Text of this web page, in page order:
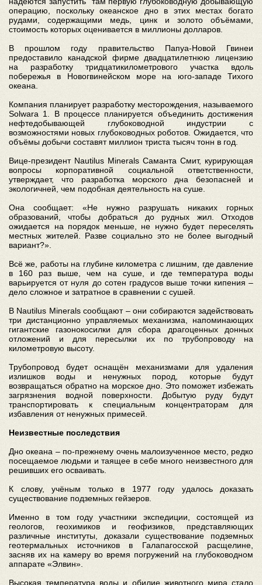
операцию, поскольку океанское дно в этих местах богато
рудами, содержащими медь, цинк и золото объёмами,
стоимость которых оценивается в миллионы долларов.
В прошлом году правительство Папуа-Новой Гвинеи
предоставило канадской фирме двадцатилетнюю лицензию
на разработку тридцатикилометрового участка вдоль
побережья в Новогвинейском море на юго-западе Тихого
океана.
Компания планирует разработку месторождения, называемого
Solwara 1. В процессе планируется объединить достижения
нефтедобывающей глубоководной индустрии с
возможностями новых глубоководных роботов. Ожидается, что
объёмы добычи составят миллион триста тысяч тонн в год.
Вице-президент Nautilus Minerals Саманта Смит, курирующая
вопросы корпоративной социальной ответственности,
утверждает, что разработка морского дна безопасней и
экологичней, чем подобная деятельность на суше.
Она сообщает: «Не нужно разрушать никаких горных
образований, чтобы добраться до рудных жил. Отходов
ожидается на порядок меньше, не нужно будет переселять
местных жителей. Разве социально это не более выгодный
вариант?».
Всё же, работы на глубине километра с лишним, где давление
в 160 раз выше, чем на суше, и где температура воды
варьируется от нуля до сотен градусов выше точки кипения –
дело сложное и затратное в сравнении с сушей.
В Nautilus Minerals сообщают – они собираются задействовать
три дистанционно управляемых механизма, напоминающих
гигантские газонокосилки для сбора драгоценных донных
отложений и для пересылки их по трубопроводу на
километровую высоту.
Трубопровод будет оснащён механизмами для удаления
излишков воды и ненужных пород, которые будут
возвращаться обратно на морское дно. Это поможет избежать
загрязнения водной поверхности. Добытую руду будут
транспортировать к специальным концентраторам для
избавления от ненужных примесей.
Неизвестные последствия
Дно океана – по-прежнему очень малоизученное место, редко
посещаемое людьми и таящее в себе много неизвестного для
решивших его осваивать.
К слову, учёным только в 1977 году удалось доказать
существование подземных гейзеров.
Именно в том году участники экспедиции, состоящей из
геологов, геохимиков и геофизиков, представляющих
различные институты, доказали существование подземных
геотермальных источников в Галапагосской расщелине,
засняв их на камеру во время погружений на глубоководном
аппарате «Элвин».
Высокая температура воды и обилие животного мира стало